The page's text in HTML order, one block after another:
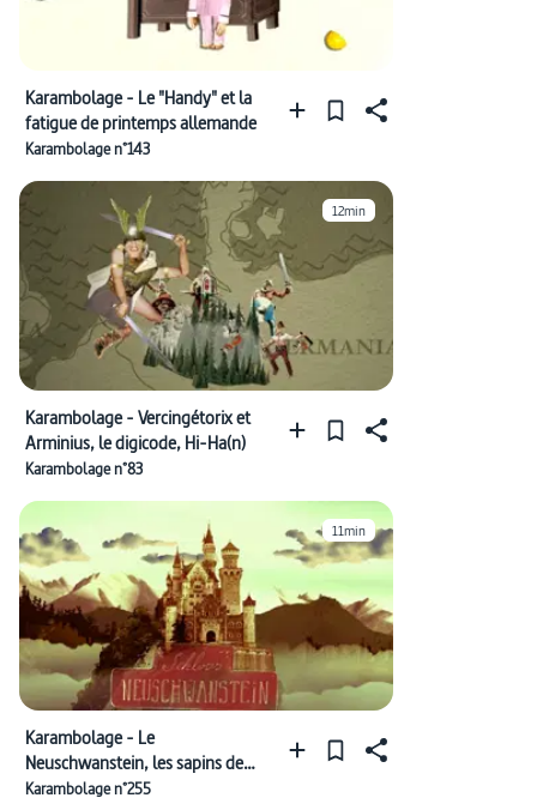
Karambolage - Le "Handy" et la
fatigue de printemps allemande
Karambolage n°143
12min
Karambolage - Vercingétorix et
Arminius, le digicode, Hi-Ha(n)
Karambolage n°83
11min
Karambolage - Le
Neuschwanstein, les sapins de
Noël et la lettre "œ"
Karambolage n°255